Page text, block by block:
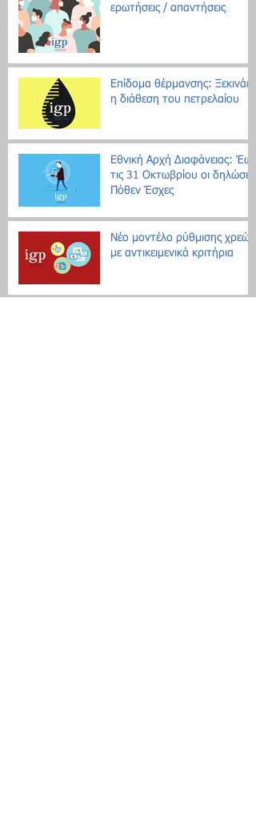
ερωτήσεις / απαντήσεις
Επίδομα θέρμανσης: Ξεκινάει
η διάθεση του πετρελαίου
Εθνική Αρχή Διαφάνειας: Έως
τις 31 Οκτωβρίου οι δηλώσεις
Πόθεν Έσχες
Νέο μοντέλο ρύθμισης χρεών
με αντικειμενικά κριτήρια